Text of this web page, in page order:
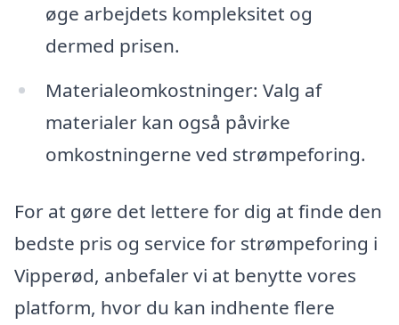
øge arbejdets kompleksitet og
dermed prisen.
Materialeomkostninger: Valg af
materialer kan også påvirke
omkostningerne ved strømpeforing.
For at gøre det lettere for dig at finde den
bedste pris og service for strømpeforing i
Vipperød, anbefaler vi at benytte vores
platform, hvor du kan indhente flere